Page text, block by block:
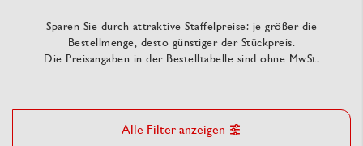
Sparen Sie durch attraktive Staffelpreise: je größer die
Bestellmenge, desto günstiger der Stückpreis.
Die Preisangaben in der Bestelltabelle sind ohne MwSt.
Alle Filter anzeigen